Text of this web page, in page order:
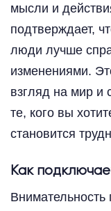
мысли и
подтверждает,
люди лучше
изменениями.
взгляд на мир и
те, кого вы
становится
Как
Внимательность